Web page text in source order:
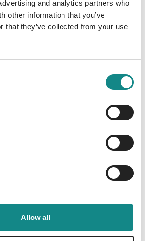
and analytics partners who
other information that you’ve
that they’ve collected from your use
Allow all
die dem Logan-
eigentlich am liebsten
und schon ist das
Back to overview